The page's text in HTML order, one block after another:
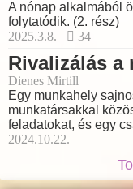
A nónap alkalmából
folytatódik. (2. rész)
2025.3.8.
34
Rivalizálás a
Dienes Mirtill
Egy munkahely
munkatársakkal
feladatokat, és egy
2024.10.22.